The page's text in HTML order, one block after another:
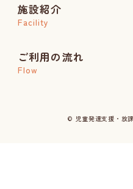
施設紹介
Facility
ご利用の流れ
Flow
© 児童発達支援・放